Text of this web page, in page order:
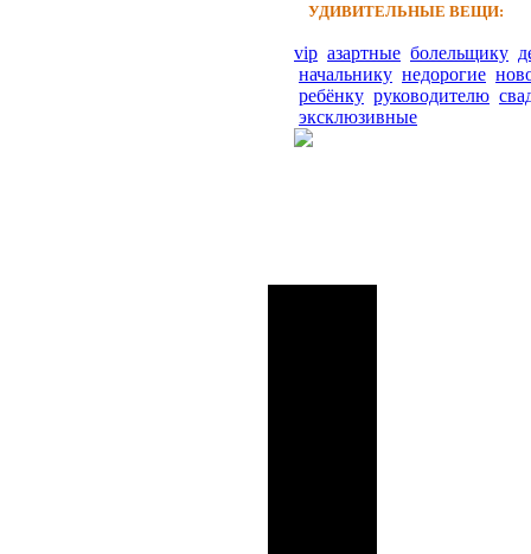
УДИВИТЕЛЬНЫЕ ВЕЩИ:
vip азартные болельщику
начальнику недорогие
ребёнку руководителю
эксклюзивные